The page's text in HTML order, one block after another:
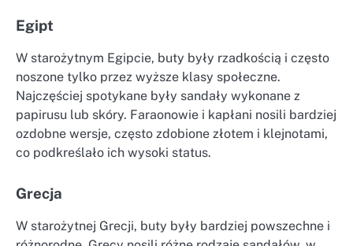
Egipt
W starożytnym Egipcie, buty były rzadkością i często
noszone tylko przez wyższe klasy społeczne.
Najczęściej spotykane były sandały wykonane z
papirusu lub skóry. Faraonowie i kapłani nosili bardziej
ozdobne wersje, często zdobione złotem i klejnotami,
co podkreślało ich wysoki status.
Grecja
W starożytnej Grecji, buty były bardziej powszechne i